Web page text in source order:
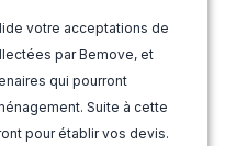
votre acceptations de
par Bemove, et
qui pourront
Suite à cette
pour établir vos devis.